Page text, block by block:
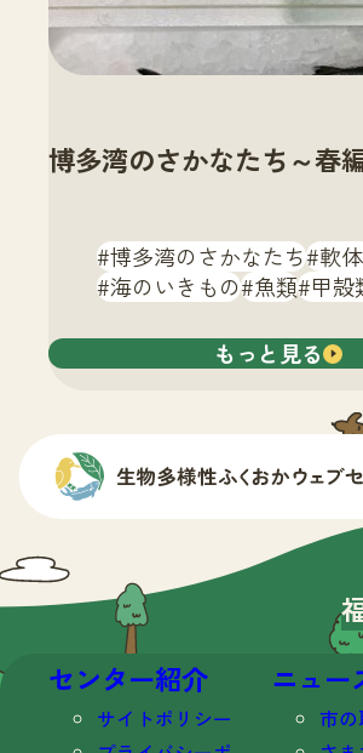
博多湾のさかなたち～春
博多湾のさかなたち 軟
海のいきもの 魚類 甲殻
もっと見る
センター紹介
サイトポリシー
ニュー
市の